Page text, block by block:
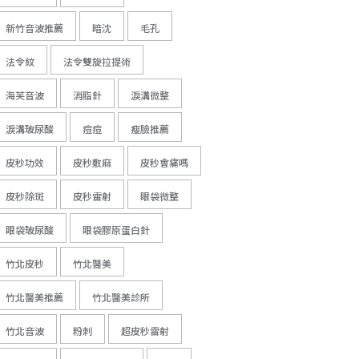
新竹音波推薦 暗沈 毛孔
法令紋 法令雙旋拉提術
海芙音波 消脂針 淚溝微整
淚溝玻尿酸 痘痘 瘦臉推薦
皮秒功效 皮秒敷麻 皮秒會痛嗎
皮秒除斑 皮秒雷射 眼袋微整
眼袋玻尿酸 眼袋膠原蛋白針
竹北皮秒 竹北醫美
竹北醫美推薦 竹北醫美診所
竹北音波 粉刺 超皮秒雷射